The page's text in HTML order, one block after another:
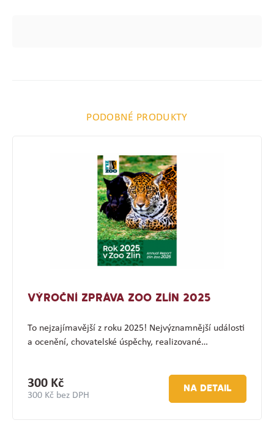
PODOBNÉ PRODUKTY
VÝROČNÍ ZPRÁVA ZOO ZLÍN 2025
To nejzajímavější z roku 2025! Nejvýznamnější události
a ocenění, chovatelské úspěchy, realizované…
300 Kč
300 Kč bez DPH
NA DETAIL